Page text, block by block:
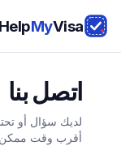
HelpMyVisa
اتصل بنا
لديك سؤال أو
أقرب وقت